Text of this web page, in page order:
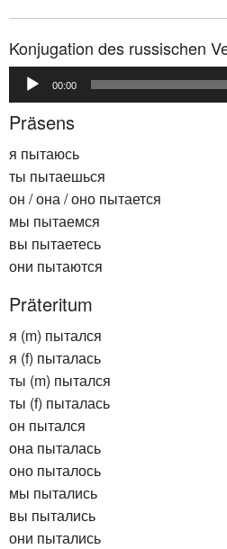
Konjugation des russischen
Audio-
Player
00:00
Präsens
я пытаюсь
ты пытаешься
он / она / оно пытается
мы пытаемся
вы пытаетесь
они пытаются
Präteritum
я (m) пытался
я (f) пыталась
ты (m) пытался
ты (f) пыталась
он пытался
она пыталась
оно пыталось
мы пытались
вы пытались
они пытались